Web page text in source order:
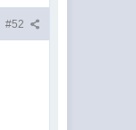
#52